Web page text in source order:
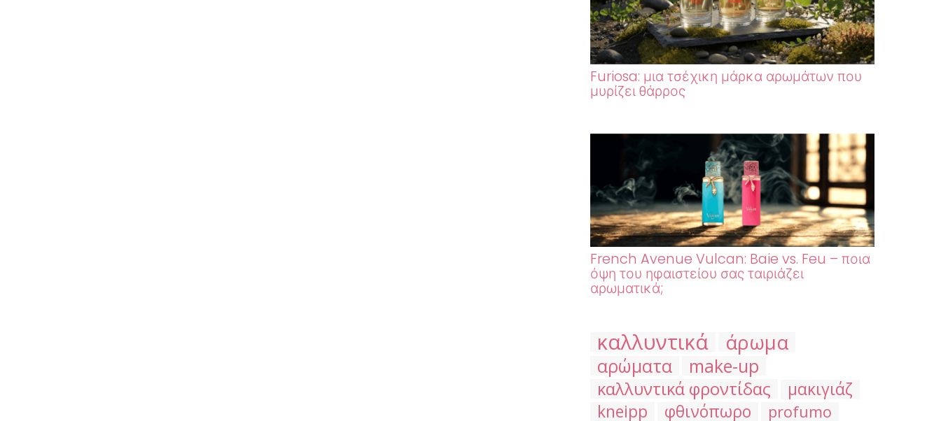
Furiosa: μια τσέχικη μάρκα αρωμάτων που
μυρίζει θάρρος
French Avenue Vulcan: Baie vs. Feu – ποια
όψη του ηφαιστείου σας ταιριάζει
αρωματικά;
καλλυντικά άρωμα
αρώματα make-up
καλλυντικά φροντίδας
μακιγιάζ
kneipp
φθινόπωρο
profumo